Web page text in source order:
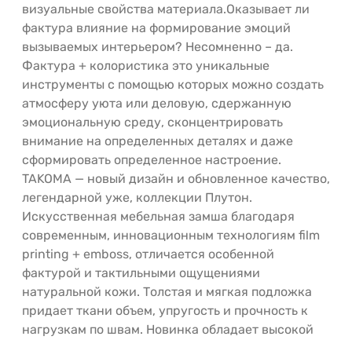
визуальные свойства материала.Оказывает ли
фактура влияние на формирование эмоций
вызываемых интерьером? Несомненно – да.
Фактура + колористика это уникальные
инструменты с помощью которых можно создать
атмосферу уюта или деловую, сдержанную
эмоциональную среду, сконцентрировать
внимание на определенных деталях и даже
сформировать определенное настроение.
TAKOMA — новый дизайн и обновленное качество,
легендарной уже, коллекции Плутон.
Искусственная мебельная замша благодаря
современным, инновационным технологиям film
printing + emboss, отличается особенной
фактурой и тактильными ощущениями
натуральной кожи. Толстая и мягкая подложка
придает ткани объем, упругость и прочность к
нагрузкам по швам. Новинка обладает высокой